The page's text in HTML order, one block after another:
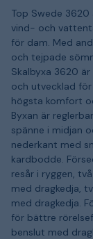
Top Swede 3620
vind- och
för dam. Med
och tejpade
Skalbyxa 3620 är
och utvecklad
högsta komfort
Byxan är
spänne i midjan
nederkant med
kardbodde.
resår i ryggen,
med dragkedja,
med dragkedja.
för bättre
benslut med